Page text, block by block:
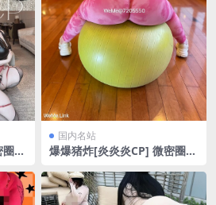
圈
国内名站
爆爆猪炸[炎炎炎CP] 微密圈